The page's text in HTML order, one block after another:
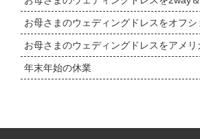
年末年始の休業